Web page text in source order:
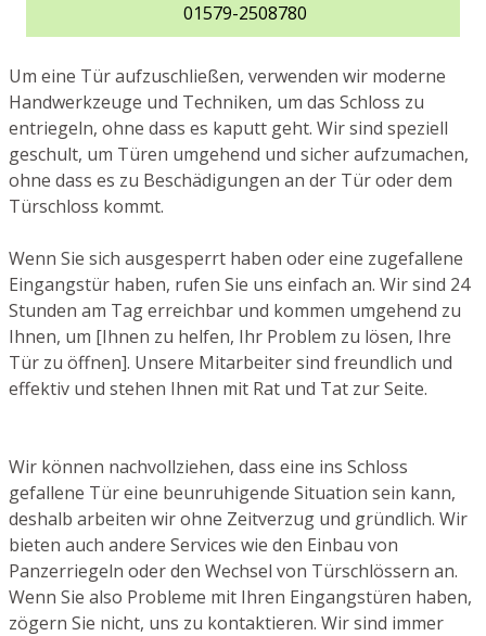
01579-2508780
Um eine Tür aufzuschließen, verwenden wir moderne
Handwerkzeuge und Techniken, um das Schloss zu
entriegeln, ohne dass es kaputt geht. Wir sind speziell
geschult, um Türen umgehend und sicher aufzumachen,
ohne dass es zu Beschädigungen an der Tür oder dem
Türschloss kommt.
Wenn Sie sich ausgesperrt haben oder eine zugefallene
Eingangstür haben, rufen Sie uns einfach an. Wir sind 24
Stunden am Tag erreichbar und kommen umgehend zu
Ihnen, um [Ihnen zu helfen, Ihr Problem zu lösen, Ihre
Tür zu öffnen]. Unsere Mitarbeiter sind freundlich und
effektiv und stehen Ihnen mit Rat und Tat zur Seite.
Wir können nachvollziehen, dass eine ins Schloss
gefallene Tür eine beunruhigende Situation sein kann,
deshalb arbeiten wir ohne Zeitverzug und gründlich. Wir
bieten auch andere Services wie den Einbau von
Panzerriegeln oder den Wechsel von Türschlössern an.
Wenn Sie also Probleme mit Ihren Eingangstüren haben,
zögern Sie nicht, uns zu kontaktieren. Wir sind immer